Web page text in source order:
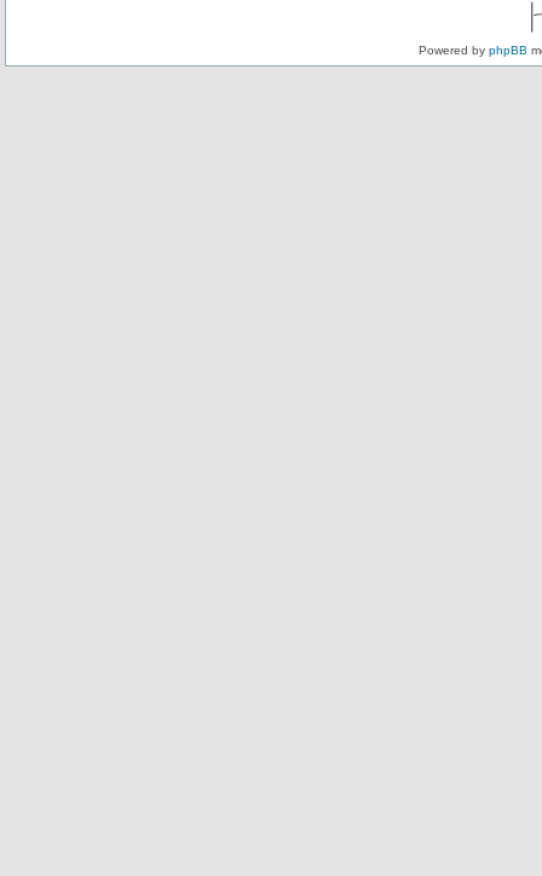
Powered by phpBB